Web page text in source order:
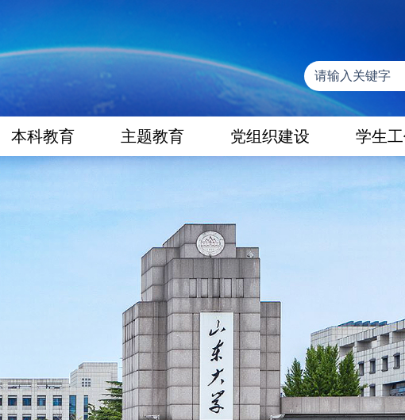
本科教育 主题教育 党组织建设 学生